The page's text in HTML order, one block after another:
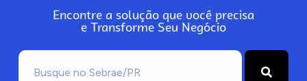
Encontre a solução que você precisa
e Transforme Seu Negócio